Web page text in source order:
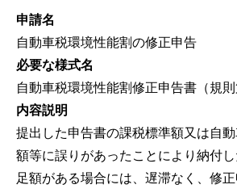
申請名
自動車税環境性能割の修正申告
必要な様式名
自動車税環境性能割修正申告書（規則
内容説明
提出した申告書の課税標準額又は自
額等に誤りがあったことにより納付
足額がある場合には、遅滞なく、修